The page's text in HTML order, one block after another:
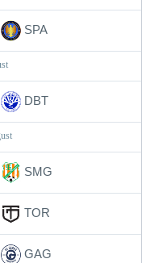
SPA
DBT
SMG
TOR
GAG